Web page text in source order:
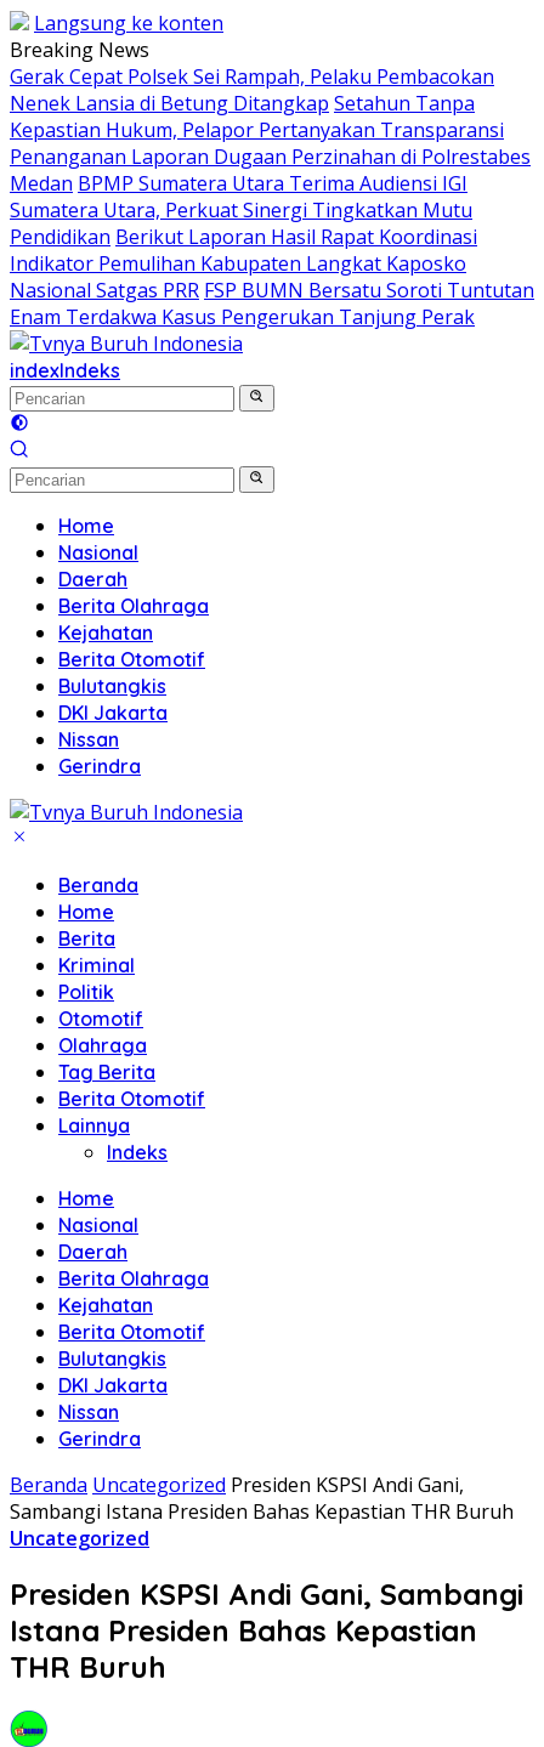
Langsung ke konten
Breaking News
Gerak Cepat Polsek Sei Rampah, Pelaku Pembacokan
Nenek Lansia di Betung Ditangkap Setahun Tanpa
Kepastian Hukum, Pelapor Pertanyakan Transparansi
Penanganan Laporan Dugaan Perzinahan di Polrestabes
Medan BPMP Sumatera Utara Terima Audiensi IGI
Sumatera Utara, Perkuat Sinergi Tingkatkan Mutu
Pendidikan Berikut Laporan Hasil Rapat Koordinasi
Indikator Pemulihan Kabupaten Langkat Kaposko
Nasional Satgas PRR FSP BUMN Bersatu Soroti Tuntutan
Enam Terdakwa Kasus Pengerukan Tanjung Perak
indexIndeks
Home
Nasional
Daerah
Berita Olahraga
Kejahatan
Berita Otomotif
Bulutangkis
DKI Jakarta
Nissan
Gerindra
Beranda
Home
Berita
Kriminal
Politik
Otomotif
Olahraga
Tag Berita
Berita Otomotif
Lainnya
Indeks
Home
Nasional
Daerah
Berita Olahraga
Kejahatan
Berita Otomotif
Bulutangkis
DKI Jakarta
Nissan
Gerindra
Beranda Uncategorized Presiden KSPSI Andi Gani,
Sambangi Istana Presiden Bahas Kepastian THR Buruh
Uncategorized
Presiden KSPSI Andi Gani, Sambangi
Istana Presiden Bahas Kepastian
THR Buruh